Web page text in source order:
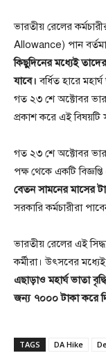
ভারতীয় রেলের
Allowance) পান
কিছুদিনের মধ্যেই
যাবে। বর্ধিত হারে
গত ২৩ শে অক্টোবর
প্রকাশ করে এই বিষয়টি
গত ২৩ শে অক্টোবর
পক্ষ থেকে একটি
বেতন সামনের মাসের
সরকারি কর্মচারীরা
ভারতীয় রেলের এই
কর্মীরা। উৎসবের
এছাড়াও মহার্ঘ ভাতা
জন্য ৭০০০ টাকা করে
TAGS DA Hike